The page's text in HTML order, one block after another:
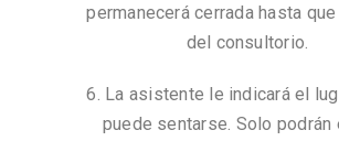
permanecerá cerrada hasta
del consultorio.
6. La asistente le indicará el
puede sentarse. Solo podrán